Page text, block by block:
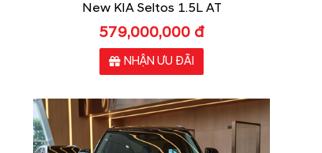
New KIA Seltos 1.5L AT
579,000,000 đ
NHẬN ƯU ĐÃI